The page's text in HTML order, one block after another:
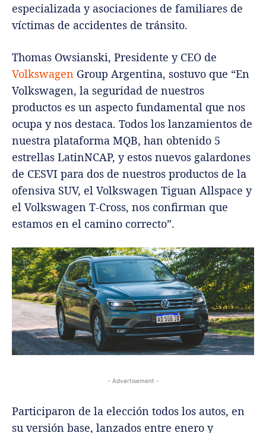
especializada y asociaciones de familiares de
víctimas de accidentes de tránsito.
Thomas Owsianski, Presidente y CEO de
Volkswagen Group Argentina, sostuvo que “En
Volkswagen, la seguridad de nuestros
productos es un aspecto fundamental que nos
ocupa y nos destaca. Todos los lanzamientos de
nuestra plataforma MQB, han obtenido 5
estrellas LatinNCAP, y estos nuevos galardones
de CESVI para dos de nuestros productos de la
ofensiva SUV, el Volkswagen Tiguan Allspace y
el Volkswagen T-Cross, nos confirman que
estamos en el camino correcto”.
- Advertisement -
Participaron de la elección todos los autos, en
su versión base, lanzados entre enero y